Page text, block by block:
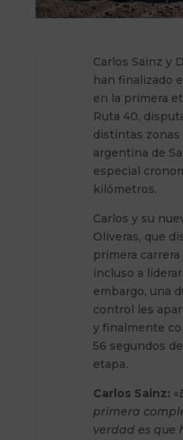
Carlos Sainz y
han finalizado
en la primera
Ruta 40,
distintas zonas
argentina de
especial
kilómetros.
Carlos y su
Oliveras, que
primera
incluso a
embargo, una
control les
y finalmente
56 segundos
etapa.
Carlos Sainz:
primera
verdad es que